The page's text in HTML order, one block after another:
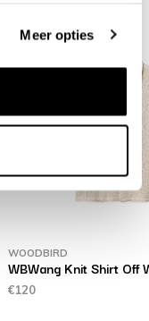
Meer opties
WOODBIRD
WBWang Knit Shirt Off
€120